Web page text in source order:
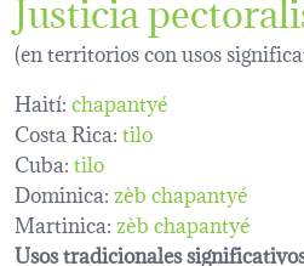
(en territorios con usos
Haití:chapantyé
Costa Rica:tilo
Cuba:tilo
Dominica:zèb chapantyé
Martinica:zèb chapantyé
Usos tradicionales